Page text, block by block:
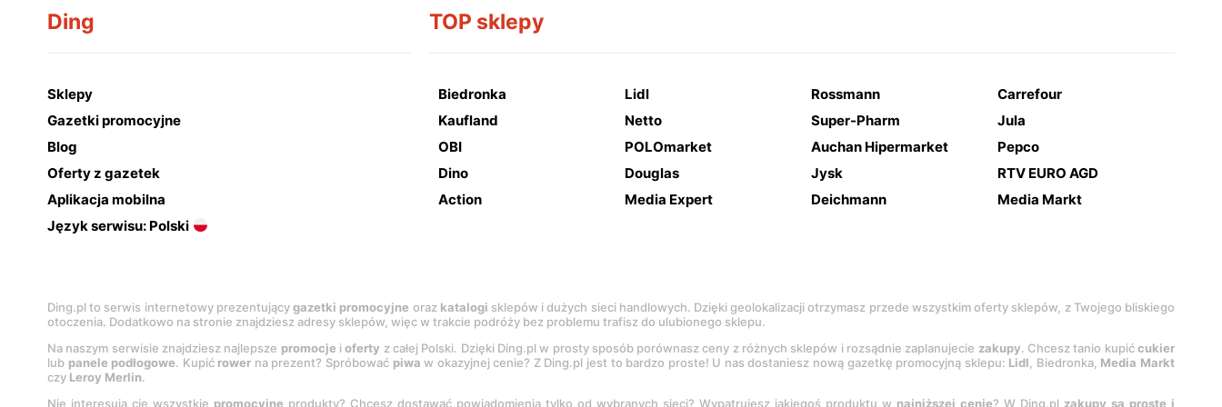
Ding
Sklepy
Gazetki promocyjne
Blog
Oferty z gazetek
Aplikacja mobilna
Język serwisu: Polski
TOP sklepy
Biedronka Lidl Rossmann
Carrefour
Kaufland
Netto Super-Pharm
Jula
OBI
POLOmarket Auchan Hipermarket
Pepco
Dino
Douglas Jysk
RTV EURO AGD
Action
Media Expert Deichmann Media Markt
Ding.pl to serwis internetowy prezentującygazetki promocyjne oraz katalogi sklepów i dużych sieci handlowych. Dzięki geolokalizacji otrzymasz przede wszystkim oferty sklepów, z Twojego bliskiego
otoczenia. Dodatkowo na stronie znajdziesz adresy sklepów, więc w trakcie podróży bez problemu trafisz do ulubionego sklepu.
Na naszym serwisie znajdziesz najlepsze promocje ioferty z całej Polski. Dzięki Ding.pl w prosty sposób porównasz ceny z różnych sklepów i rozsądnie zaplanujecie zakupy. Chcesz tanio kupićcukier
lub panele podłogowe. Kupić rower na prezent? Spróbować piwa w okazyjnej cenie? Z Ding.pl jest to bardzo proste! U nas dostaniesz nową gazetkę promocyjną sklepu: Lidl, Biedronka, Media Markt
czy Leroy Merlin.
Nie interesują cię wszystkie promocyjne produkty? Chcesz dostawać powiadomienia tylko od wybranych sieci? Wypatrujesz jakiegoś produktu w najniższej cenie? W Ding.pl zakupy są proste i